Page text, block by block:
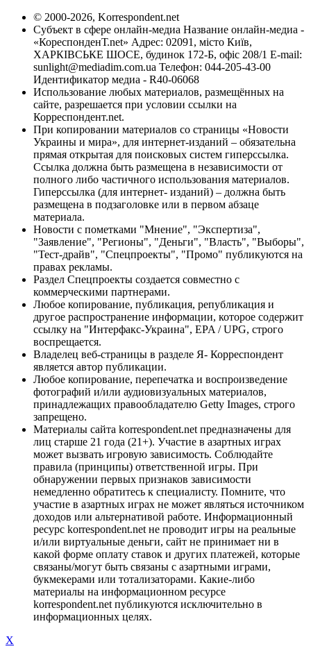
© 2000-2026, Korrespondent.net
Субъект в сфере онлайн-медиа Название онлайн-медиа -
«КореспонденТ.net» Адрес: 02091, місто Київ,
ХАРКІВСЬКЕ ШОСЕ, будинок 172-Б, офіс 208/1 E-mail:
sunlight@mediadim.com.ua Телефон: 044-205-43-00
Идентификатор медиа - R40-06068
Использование любых материалов, размещённых на
сайте, разрешается при условии ссылки на
Корреспондент.net.
При копировании материалов со страницы «Новости
Украины и мира», для интернет-изданий – обязательна
прямая открытая для поисковых систем гиперссылка.
Ссылка должна быть размещена в независимости от
полного либо частичного использования материалов.
Гиперссылка (для интернет- изданий) – должна быть
размещена в подзаголовке или в первом абзаце
материала.
Новости с пометками "Мнение", "Экспертиза",
"Заявление", "Регионы", "Деньги", "Власть", "Выборы",
"Тест-драйв", "Спецпроекты", "Промо" публикуются на
правах рекламы.
Раздел Спецпроекты создается совместно с
коммерческими партнерами.
Любое копирование, публикация, републикация и
другое распространение информации, которое содержит
ссылку на "Интерфакс-Украина", EPA / UPG, строго
воспрещается.
Владелец веб-страницы в разделе Я- Корреспондент
является автор публикации.
Любое копирование, перепечатка и воспроизведение
фотографий и/или аудиовизуальных материалов,
принадлежащих правообладателю Getty Images, строго
запрещено.
Материалы сайта korrespondent.net предназначены для
лиц старше 21 года (21+). Участие в азартных играх
может вызвать игровую зависимость. Соблюдайте
правила (принципы) ответственной игры. При
обнаружении первых признаков зависимости
немедленно обратитесь к специалисту. Помните, что
участие в азартных играх не может являться источником
доходов или альтернативой работе. Информационный
ресурс korrespondent.net не проводит игры на реальные
и/или виртуальные деньги, сайт не принимает ни в
какой форме оплату ставок и других платежей, которые
связаны/могут быть связаны с азартными играми,
букмекерами или тотализаторами. Какие-либо
материалы на информационном ресурсе
korrespondent.net публикуются исключительно в
информационных целях.
X